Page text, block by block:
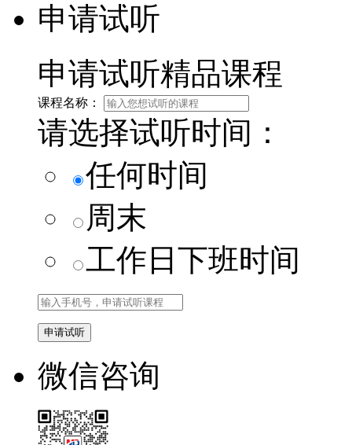
申请试听
申请试听精品课程
课程名称：
请选择试听时间：
任何时间
周末
工作日下班时间
微信咨询